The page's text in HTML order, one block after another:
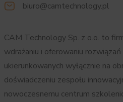
biuro@camtechnology.pl
CAM Technology Sp. z o.o. to
wdrażaniu i oferowaniu
ukierunkowanych wyłącznie na
doświadczeniu zespołu
nowoczesnemu centrum